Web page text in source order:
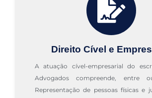
Direito Cível e
A atuação cível-empresarial do
Advogados compreende, entre
Representação de pessoas físicas e